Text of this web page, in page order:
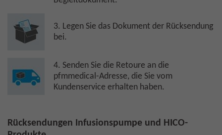
3. Legen Sie das Dokument der Rücksendung
bei.
4. Senden Sie die Retoure an die
pfmmedical-Adresse, die Sie vom
Kundenservice erhalten haben.
Rücksendungen Infusionspumpe und HICO-